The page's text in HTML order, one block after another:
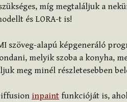
míg megtaláljuk a
és LORA-t is!
szöveg-alapú képgeneráló
melyik szoba a konyha,
meg minél részletesebben
inpaint funkcióját is,